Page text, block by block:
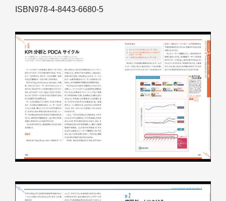
ISBN978-4-8443-6680-5